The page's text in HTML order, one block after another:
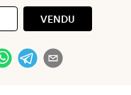
VENDU